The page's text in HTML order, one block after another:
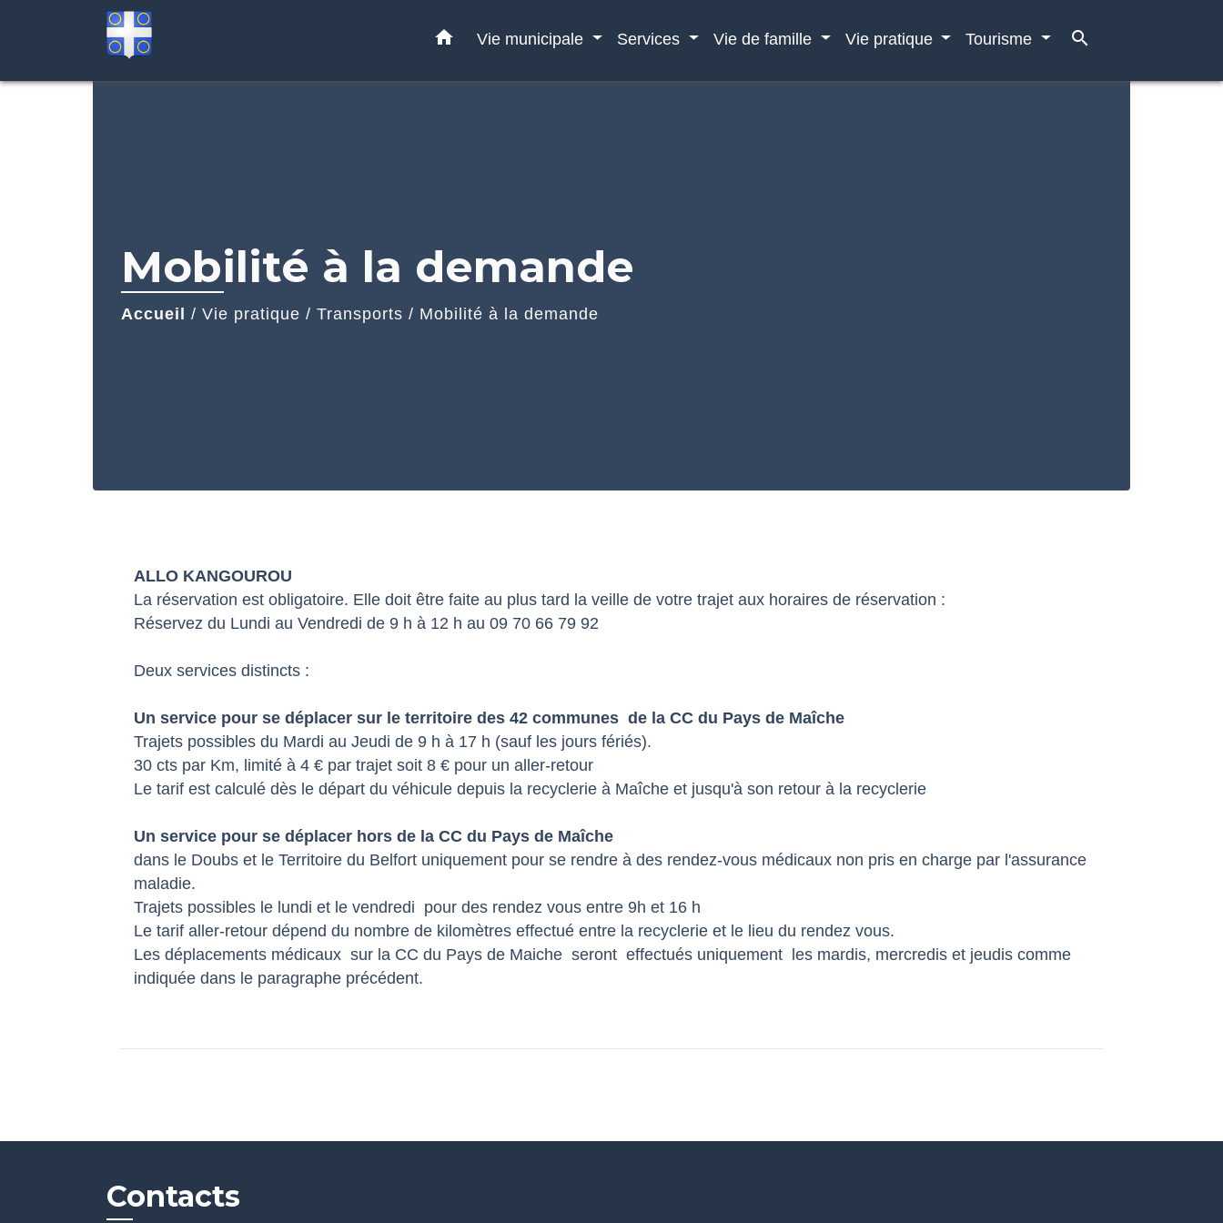
home Vie municipale Services Vie de famille Vie pratique Tourisme search
Mobilité à la demande
Accueil / Vie pratique / Transports / Mobilité à la demande
ALLO KANGOUROU
La réservation est obligatoire. Elle doit être faite au plus tard la veille de votre trajet aux horaires de réservation :
Réservez du Lundi au Vendredi de 9 h à 12 h au 09 70 66 79 92
Deux services distincts :
Un service pour se déplacer sur le territoire des 42 communes de la CC du Pays de Maîche
Trajets possibles du Mardi au Jeudi de 9 h à 17 h (sauf les jours fériés).
30 cts par Km, limité à 4 € par trajet soit 8 € pour un aller-retour
Le tarif est calculé dès le départ du véhicule depuis la recyclerie à Maîche et jusqu'à son retour à la recyclerie
Un service pour se déplacer hors de la CC du Pays de Maîche
dans le Doubs et le Territoire du Belfort uniquement pour se rendre à des rendez-vous médicaux non pris en charge par l'assurance
maladie.
Trajets possibles le lundi et le vendredi pour des rendez vous entre 9h et 16 h
Le tarif aller-retour dépend du nombre de kilomètres effectué entre la recyclerie et le lieu du rendez vous.
Les déplacements médicaux sur la CC du Pays de Maiche seront effectués uniquement les mardis, mercredis et jeudis comme
indiquée dans le paragraphe précédent.
Contacts